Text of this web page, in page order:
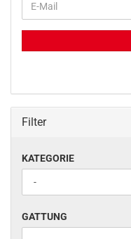
ZUR
E-
Mail
Filter
KATEGORIE
KATEGORIE
GATTUNG
GATTUNG